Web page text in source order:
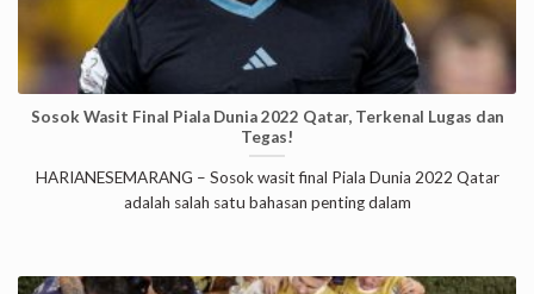
Sosok Wasit Final Piala Dunia 2022 Qatar, Terkenal Lugas dan
Tegas!
HARIANESEMARANG – Sosok wasit final Piala Dunia 2022 Qatar
adalah salah satu bahasan penting dalam